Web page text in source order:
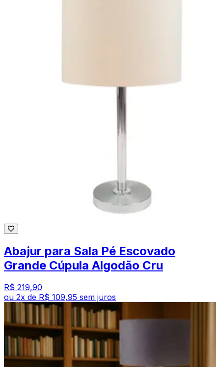
Abajur para Sala Pé Escovado
Grande Cúpula Algodão Cru
R$ 219,90
ou 2x de R$ 109,95 sem juros